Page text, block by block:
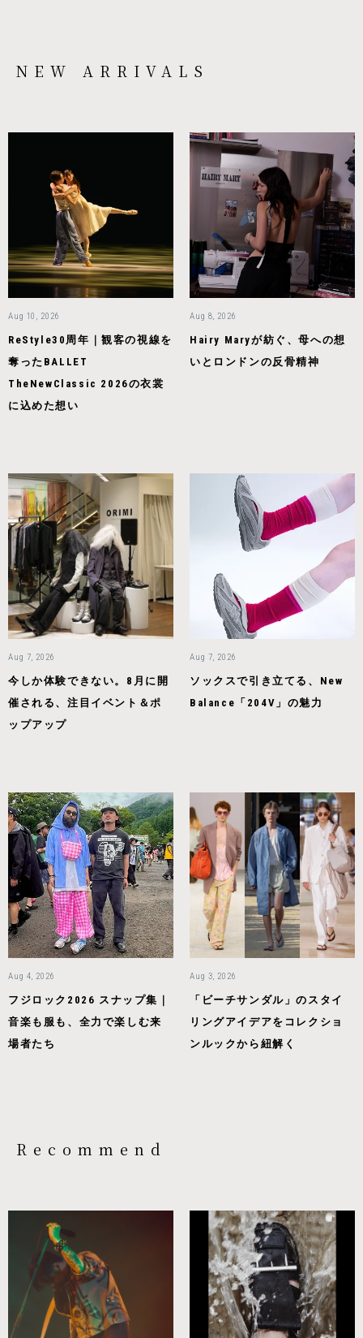
NEW ARRIVALS
Aug 10, 2026
ReStyle30周年｜観客の視線を
奪ったBALLET
TheNewClassic 2026の衣裳
に込めた想い
Aug 8, 2026
Hairy Maryが紡ぐ、母への想
いとロンドンの反骨精神
Aug 7, 2026
今しか体験できない。8月に開
催される、注目イベント＆ポ
ップアップ
Aug 7, 2026
ソックスで引き立てる、New
Balance「204V」の魅力
Aug 4, 2026
フジロック2026 スナップ集｜
音楽も服も、全力で楽しむ来
場者たち
Aug 3, 2026
「ビーチサンダル」のスタイ
リングアイデアをコレクショ
ンルックから紐解く
Recommend